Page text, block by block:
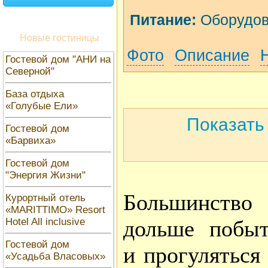
Новые гостиницы
Гостевой дом "АНИ на
Северной"
База отдыха
«Голубые Ели»
Гостевой дом
«Барвиха»
Гостевой дом
"Энергия Жизни"
Курортный отель
«MARITTIMO» Resort
Hotel All inclusive
Гостевой дом
«Усадьба Власовых»
Питание:
Фото Описание
дольше
и